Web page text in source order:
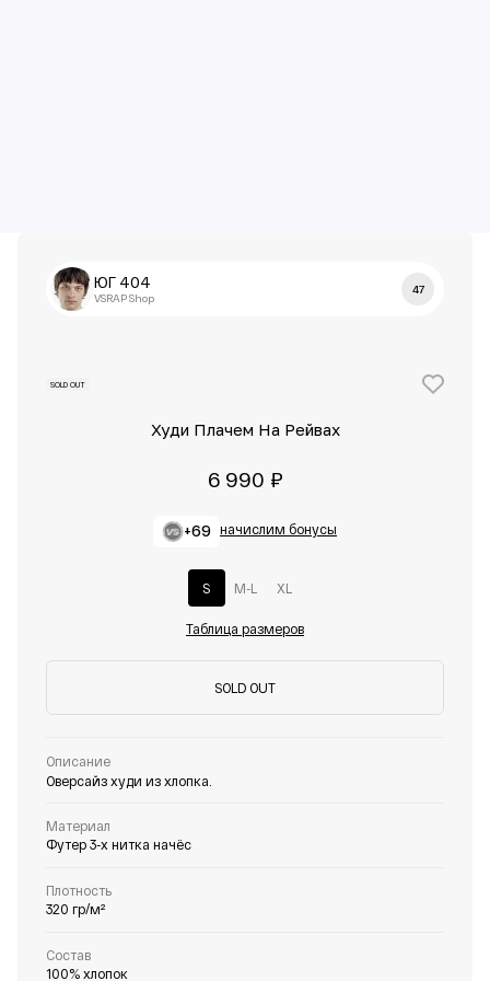
ЮГ 404
VSRAP Shop
47
SOLD OUT
Худи Плачем На Рейвах
6 990 ₽
+69 начислим бонусы
S M-L XL
Таблица размеров
SOLD OUT
Описание
Оверсайз худи из хлопка.
Материал
Футер 3-х нитка начёс
Плотность
320 гр/м²
Состав
100% хлопок